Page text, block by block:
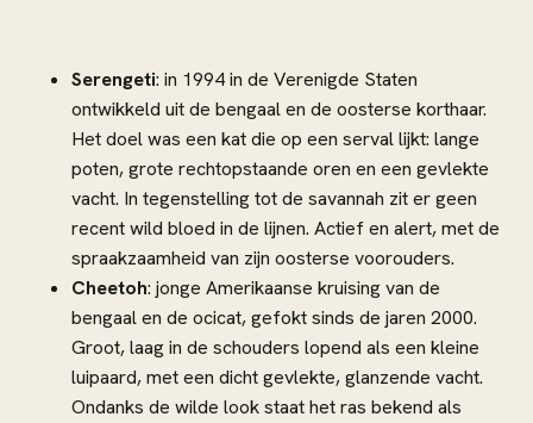
Serengeti: in 1994 in de Verenigde Staten
ontwikkeld uit de bengaal en de oosterse korthaar.
Het doel was een kat die op een serval lijkt: lange
poten, grote rechtopstaande oren en een gevlekte
vacht. In tegenstelling tot de savannah zit er geen
recent wild bloed in de lijnen. Actief en alert, met de
spraakzaamheid van zijn oosterse voorouders.
Cheetoh: jonge Amerikaanse kruising van de
bengaal en de ocicat, gefokt sinds de jaren 2000.
Groot, laag in de schouders lopend als een kleine
luipaard, met een dicht gevlekte, glanzende vacht.
Ondanks de wilde look staat het ras bekend als